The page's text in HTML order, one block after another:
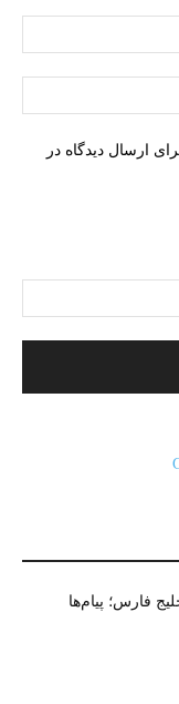
ارسال دیدگاه در
فارس؛ پیام‌ها